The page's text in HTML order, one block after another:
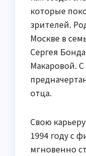
которые
зрителей.
Москве в
Сергея
Макаровой.
отца.
Свою
1994 году с
мгновенно